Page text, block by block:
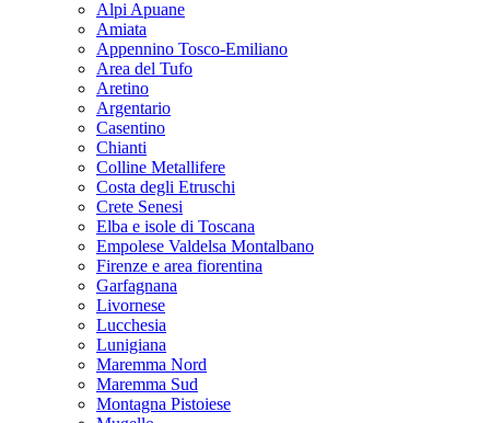
Alpi Apuane
Amiata
Appennino Tosco-Emiliano
Area del Tufo
Aretino
Argentario
Casentino
Chianti
Colline Metallifere
Costa degli Etruschi
Crete Senesi
Elba e isole di Toscana
Empolese Valdelsa Montalbano
Firenze e area fiorentina
Garfagnana
Livornese
Lucchesia
Lunigiana
Maremma Nord
Maremma Sud
Montagna Pistoiese